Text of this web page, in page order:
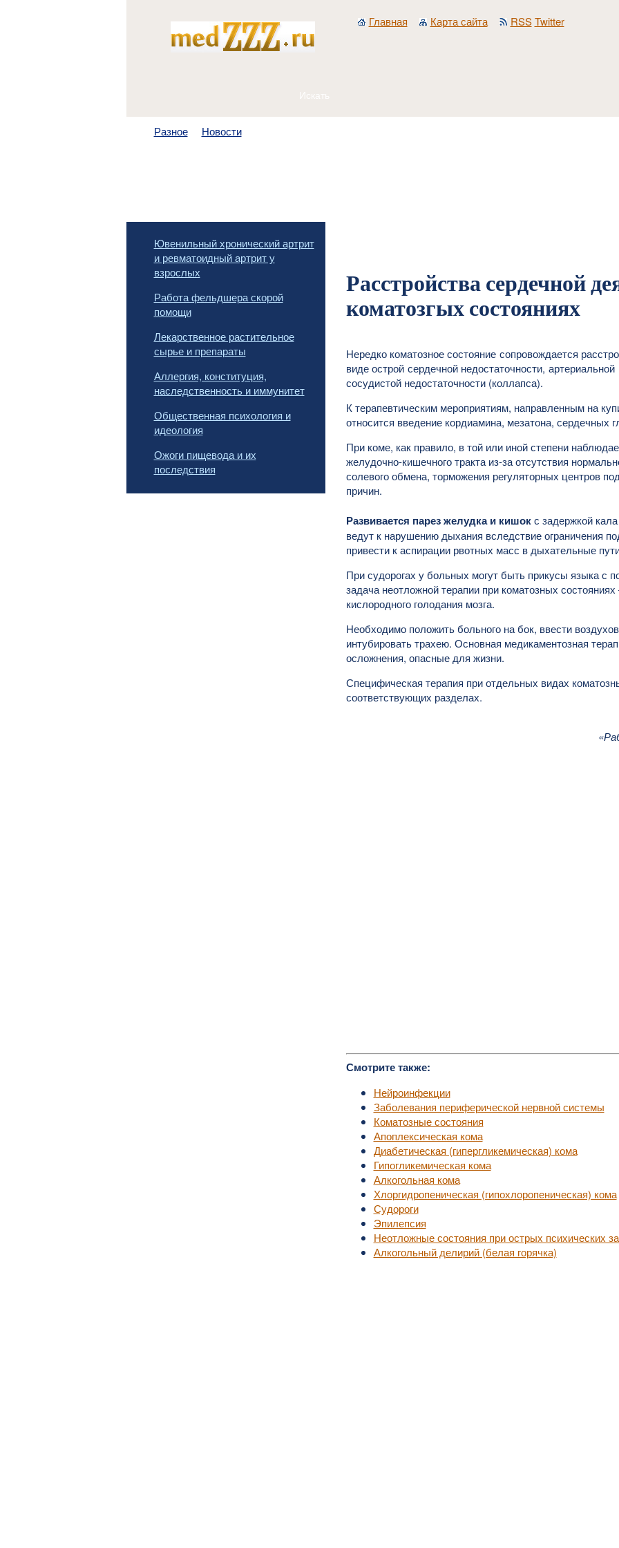
Главная Карта сайта RSS Twitter
Разное Новости
Ювенильный хронический артрит
и ревматоидный артрит у
взрослых
Работа фельдшера скорой
помощи
Лекарственное растительное
сырье и препараты
Аллергия, конституция,
наследственность и иммунитет
Общественная психология и
идеология
Ожоги пищевода и их
последствия
Расстройства сердечной
коматозгых состояниях
Нередко коматозное состояние сопровождается
виде острой сердечной недостаточности,
сосудистой недостаточности (коллапса).
К терапевтическим мероприятиям, направленным на
относится введение кордиамина, мезатона, сердечных
При коме, как правило, в той или иной степени
желудочно-кишечного тракта из-за отсутствия
солевого обмена, торможения регуляторных центров
причин.
Развивается парез желудка и кишокс задержкой кала
ведут к нарушению дыхания вследствие ограничения
привести к аспирации рвотных масс в дыхательные
При судорогах у больных могут быть прикусы языка с
задача неотложной терапии при коматозных
кислородного голодания мозга.
Необходимо положить больного на бок, ввести
интубировать трахею. Основная медикаментозная
осложнения, опасные для жизни.
Специфическая терапия при отдельных видах
соответствующих разделах.
Смотрите также:
Нейроинфекции
Заболевания периферической нервной системы
Коматозные состояния
Апоплексическая кома
Диабетическая (гипергликемическая) кома
Гипогликемическая кома
Алкогольная кома
Хлоргидропеническая (гипохлоропеническая) кома
Судороги
Эпилепсия
Неотложные состояния при острых психических
Алкогольный делирий (белая горячка)